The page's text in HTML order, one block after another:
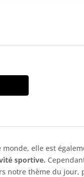
monde, elle est
sportive.
notre thème du jour,